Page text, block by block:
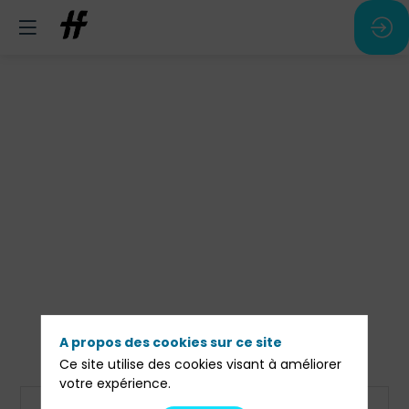
A propos des cookies sur ce site
Ce site utilise des cookies visant à améliorer
votre expérience.